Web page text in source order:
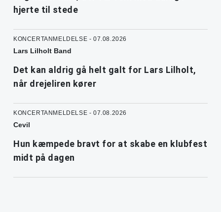
hjerte til stede
KONCERTANMELDELSE - 07.08.2026
Lars Lilholt Band
Det kan aldrig gå helt galt for Lars Lilholt,
når drejeliren kører
KONCERTANMELDELSE - 07.08.2026
Cevil
Hun kæmpede bravt for at skabe en klubfest
midt på dagen